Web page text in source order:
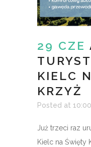
29 CZE
KIELC
KRZYŻ
Posted at
Już trzeci raz
Kielc na Święty